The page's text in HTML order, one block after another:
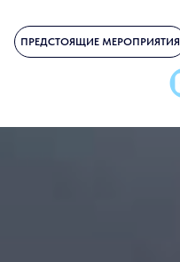
ПРЕДСТОЯЩИЕ МЕРОПРИЯТИЯ